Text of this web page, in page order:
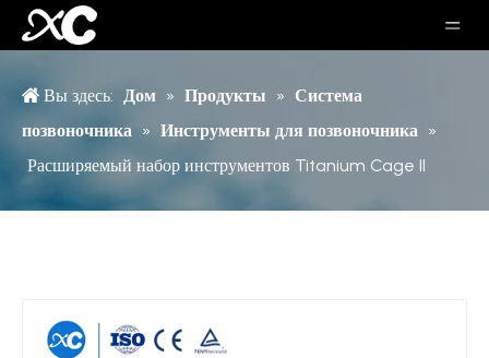
Вы здесь: Дом » Продукты » Система
позвоночника » Инструменты для позвоночника »
Расширяемый набор инструментов Titanium Cage II